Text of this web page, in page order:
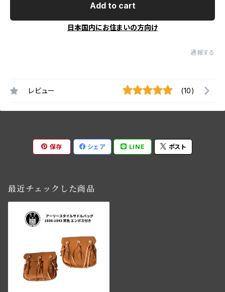
Add to cart
日本国内にお住まいの方向け
通報する
レビュー (10)
保存 シェア LINE ポスト
最近チェックした商品